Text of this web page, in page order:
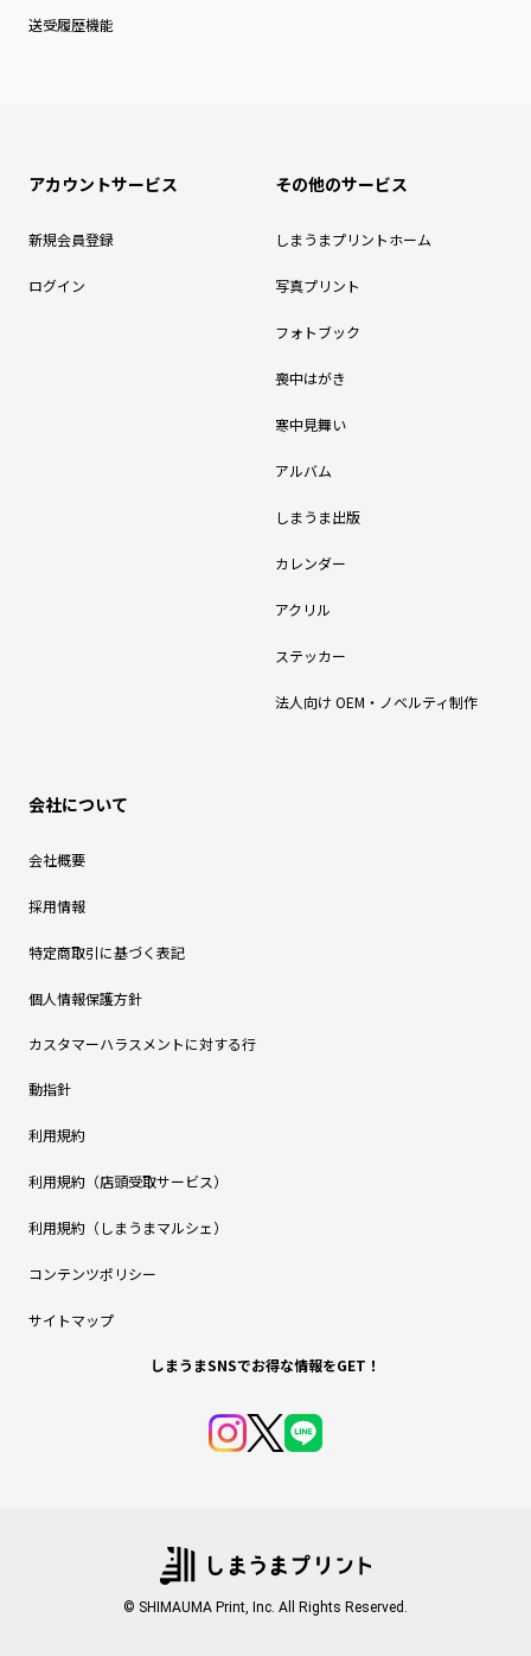
送受履歴機能
アカウントサービス
新規会員登録
ログイン
その他のサービス
しまうまプリントホーム
写真プリント
フォトブック
喪中はがき
寒中見舞い
アルバム
しまうま出版
カレンダー
アクリル
ステッカー
法人向け OEM・ノベルティ制作
会社について
会社概要
採用情報
特定商取引に基づく表記
個人情報保護方針
カスタマーハラスメントに対する行
動指針
利用規約
利用規約（店頭受取サービス）
利用規約（しまうまマルシェ）
コンテンツポリシー
サイトマップ
しまうまSNSでお得な情報をGET！
© SHIMAUMA Print, Inc. All Rights Reserved.